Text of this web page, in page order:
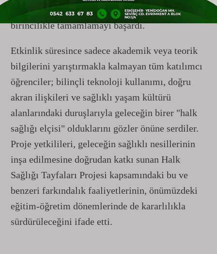
Şehit Onur İlkhan İlkokuluyarışmayı
birincilikle tamamlamayı başardı.
Etkinlik süresince sadece akademik veya teorik
bilgilerini yarıştırmakla kalmayan tüm katılımcı
öğrenciler; bilinçli teknoloji kullanımı, doğru
akran ilişkileri ve sağlıklı yaşam kültürü
alanlarındaki duruşlarıyla geleceğin birer "halk
sağlığı elçisi" olduklarını gözler önüne serdiler.
Proje yetkilileri, geleceğin sağlıklı nesillerinin
inşa edilmesine doğrudan katkı sunan Halk
Sağlığı Tayfaları Projesi kapsamındaki bu ve
benzeri farkındalık faaliyetlerinin, önümüzdeki
eğitim-öğretim dönemlerinde de kararlılıkla
sürdürüleceğini ifade etti.